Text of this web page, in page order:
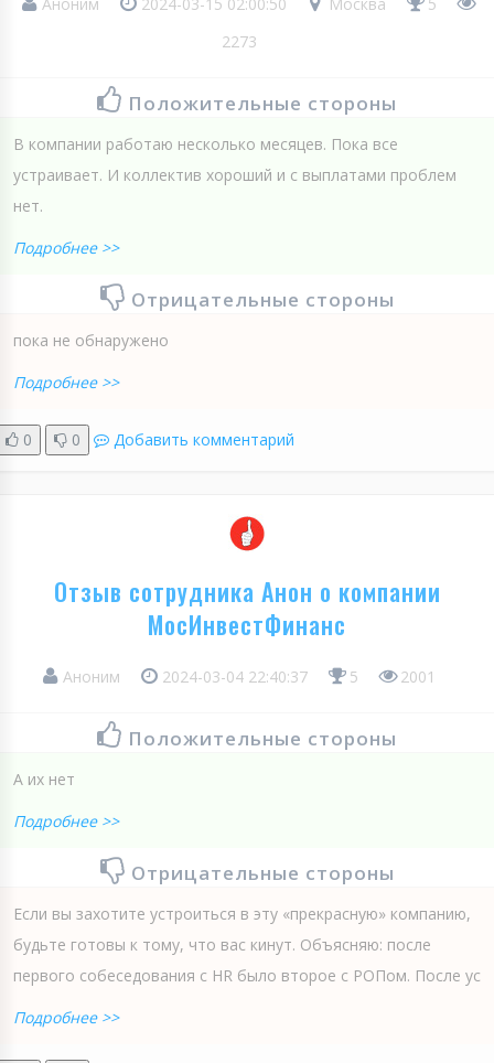
2273
Положительные стороны
В компании работаю несколько месяцев. Пока все
устраивает. И коллектив хороший и с выплатами проблем
нет.
Подробнее >>
Отрицательные стороны
пока не обнаружено
Подробнее >>
0 0 Добавить комментарий
Отзыв сотрудника Анон о компании
МосИнвестФинанс
Аноним 2024-03-04 22:40:37 5 2001
Положительные стороны
А их нет
Подробнее >>
Отрицательные стороны
Если вы захотите устроиться в эту «прекрасную» компанию,
будьте готовы к тому, что вас кинут. Объясняю: после
первого собеседования с HR было второе с РОПом. После ус
Подробнее >>